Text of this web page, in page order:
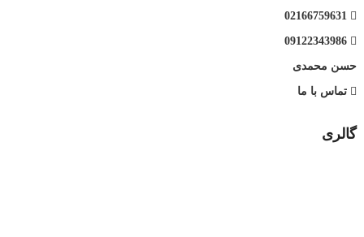
حسن محمدی
تماس با ما
گالری